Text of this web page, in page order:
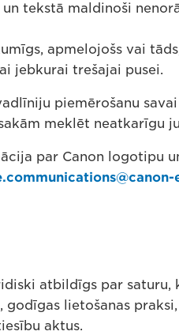
un tekstā maldinoši
apmelojošs vai
jebkurai trešajai pusei.
piemērošanu
meklēt neatkarīgu
par Canon logotipu
atbildīgs par saturu,
lietošanas
aktus.